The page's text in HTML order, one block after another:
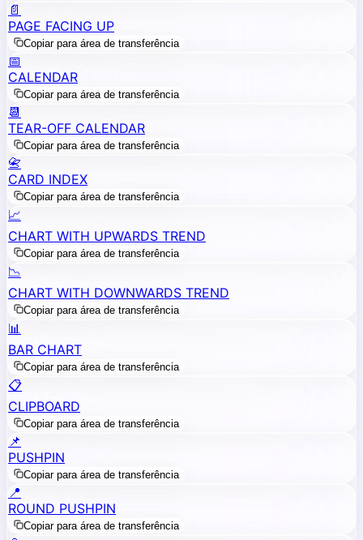
📄
PAGE FACING UP
Copiar para área de transferência
📅
CALENDAR
Copiar para área de transferência
📆
TEAR-OFF CALENDAR
Copiar para área de transferência
📇
CARD INDEX
Copiar para área de transferência
📈
CHART WITH UPWARDS TREND
Copiar para área de transferência
📉
CHART WITH DOWNWARDS TREND
Copiar para área de transferência
📊
BAR CHART
Copiar para área de transferência
📋
CLIPBOARD
Copiar para área de transferência
📌
PUSHPIN
Copiar para área de transferência
📍
ROUND PUSHPIN
Copiar para área de transferência